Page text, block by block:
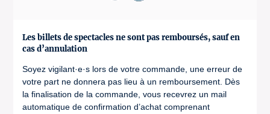
Les billets de spectacles ne sont pas remboursés, sauf en
cas d’annulation
Soyez vigilant·e·s lors de votre commande, une erreur de
votre part ne donnera pas lieu à un remboursement. Dès
la finalisation de la commande, vous recevrez un mail
automatique de confirmation d’achat comprenant